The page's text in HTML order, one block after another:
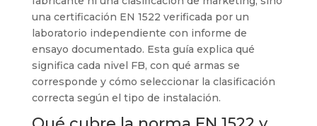
una certificación EN 1522 verificada por un
laboratorio independiente con informe de
ensayo documentado. Esta guía explica qué
significa cada nivel FB, con qué armas se
corresponde y cómo seleccionar la clasificación
correcta según el tipo de instalación.